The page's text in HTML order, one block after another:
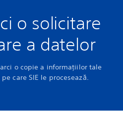
o solicitare
a datelor
o copie a informațiilor tale
care SIE le procesează.